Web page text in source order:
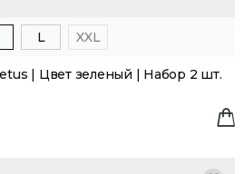
L XXL
| Цвет зеленый | Набор 2 шт.